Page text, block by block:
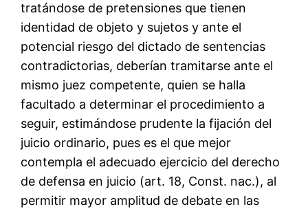
tratándose de pretensiones que tienen
identidad de objeto y sujetos y ante el
potencial riesgo del dictado de sentencias
contradictorias, deberían tramitarse ante el
mismo juez competente, quien se halla
facultado a determinar el procedimiento a
seguir, estimándose prudente la fijación del
juicio ordinario, pues es el que mejor
contempla el adecuado ejercicio del derecho
de defensa en juicio (art. 18, Const. nac.), al
permitir mayor amplitud de debate en las